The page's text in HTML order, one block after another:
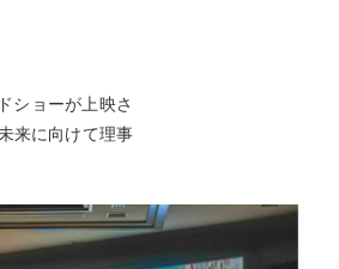
ショーが上映さ
来に向けて理事